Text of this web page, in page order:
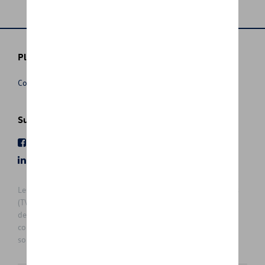
Plus d'informations
Conditions de vente
Suivez nous
Les prix affichés sur le présent site sont des prix recommandés
(TVAc), hors éventuels frais de montage. Pour connaitre le prix
de vente actuel et les éventuels frais de montage, veuillez
contacter votre concessionnaire/agent. Les prix recommandés
sont sujets à des changements sans préavis.